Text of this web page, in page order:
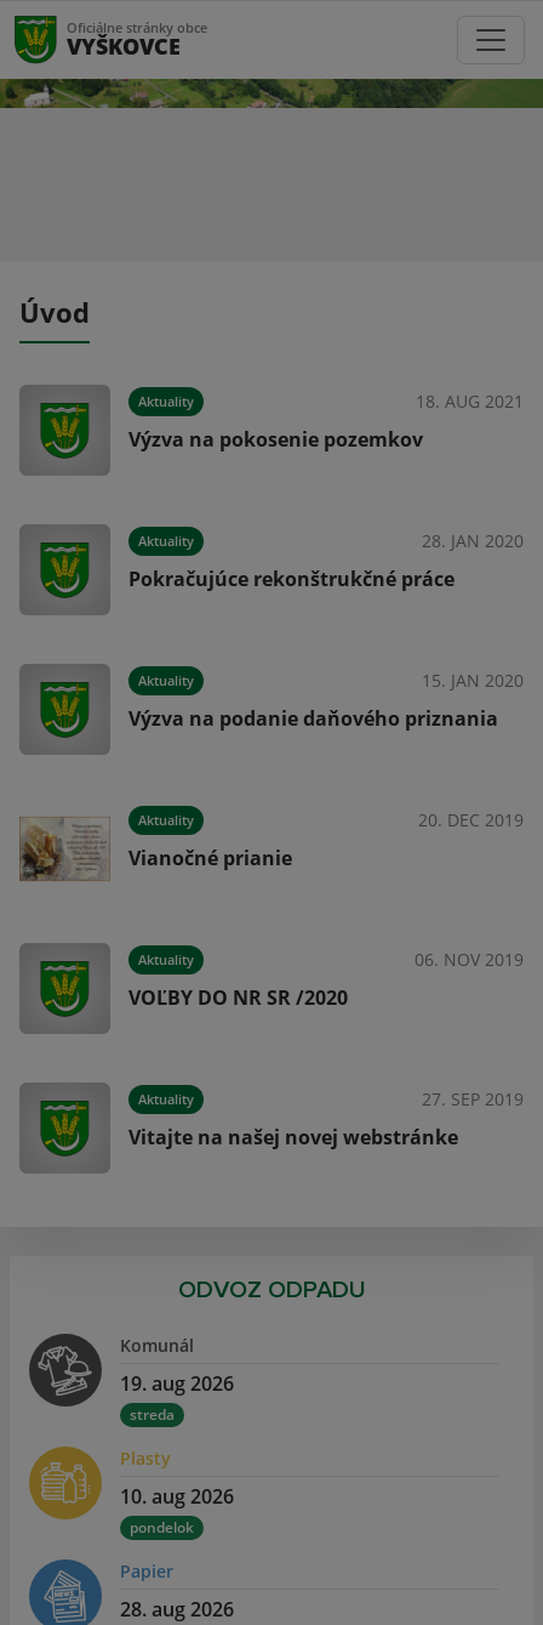
Oficiálne stránky obce
VYŠKOVCE
Úvod
Aktuality 18. AUG 2021
Výzva na pokosenie pozemkov
Aktuality 28. JAN 2020
Pokračujúce rekonštrukčné práce
Aktuality 15. JAN 2020
Výzva na podanie daňového priznania
Aktuality 20. DEC 2019
Vianočné prianie
Aktuality 06. NOV 2019
VOĽBY DO NR SR /2020
Aktuality 27. SEP 2019
Vitajte na našej novej webstránke
ODVOZ ODPADU
Komunál
19. aug 2026
streda
Plasty
10. aug 2026
pondelok
Papier
28. aug 2026